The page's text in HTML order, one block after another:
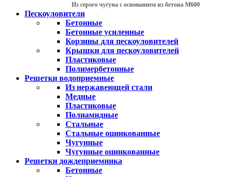
Из серого чугуна с основанием из бетона М600
Пескоуловители
Бетонные
Бетонные усиленные
Корзины для пескоуловителей
Крышки для пескоуловителей
Пластиковые
Полимербетонные
Решетки водоприемные
Из нержавеющей стали
Медные
Пластиковые
Полиамидные
Стальные
Стальные оцинкованные
Чугунные
Чугунные оцинкованные
Решетки дождеприемника
Бетонные